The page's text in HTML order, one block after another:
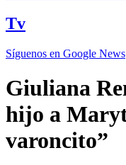
Tv
Síguenos en Google News
Giuliana
hijo a
varoncito”